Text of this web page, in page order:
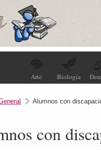
Arte Biología
Alumnos con
con